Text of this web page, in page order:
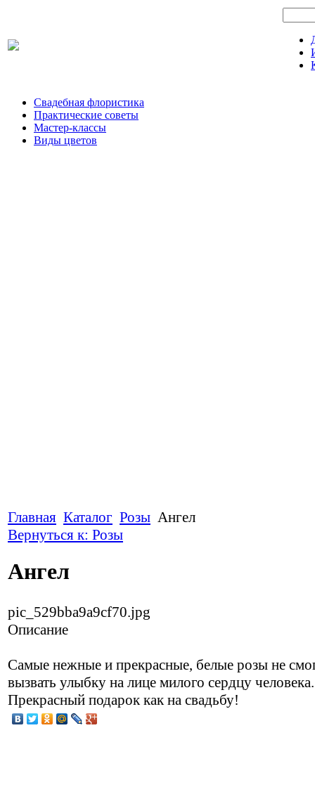
Свадебная флористика
Практические советы
Мастер-классы
Виды цветов
Главная Каталог Розы Ангел
Вернуться к: Розы
Ангел
pic_529bba9a9cf70.jpg
Описание
Самые нежные и прекрасные, белые розы не
вызвать улыбку на лице милого сердцу человека.
Прекрасный подарок как на свадьбу!